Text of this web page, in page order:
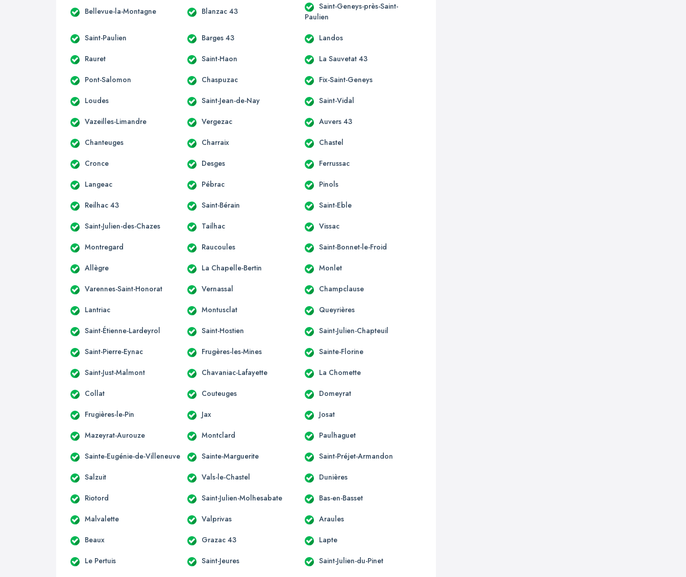
Bellevue-la-Montagne Blanzac 43
Saint-Geneys-près-Saint-
Paulien
Saint-Paulien Barges 43 Landos
Rauret Saint-Haon La Sauvetat 43
Pont-Salomon Chaspuzac Fix-Saint-Geneys
Loudes Saint-Jean-de-Nay Saint-Vidal
Vazeilles-Limandre Vergezac Auvers 43
Chanteuges Charraix Chastel
Cronce Desges Ferrussac
Langeac Pébrac Pinols
Reilhac 43 Saint-Bérain Saint-Eble
Saint-Julien-des-Chazes Tailhac Vissac
Montregard Raucoules Saint-Bonnet-le-Froid
Allègre La Chapelle-Bertin Monlet
Varennes-Saint-Honorat Vernassal Champclause
Lantriac Montusclat Queyrières
Saint-Étienne-Lardeyrol Saint-Hostien Saint-Julien-Chapteuil
Saint-Pierre-Eynac Frugères-les-Mines Sainte-Florine
Saint-Just-Malmont Chavaniac-Lafayette La Chomette
Collat Couteuges Domeyrat
Frugières-le-Pin Jax Josat
Mazeyrat-Aurouze Montclard Paulhaguet
Sainte-Eugénie-de-Villeneuve Sainte-Marguerite Saint-Préjet-Armandon
Salzuit Vals-le-Chastel Dunières
Riotord Saint-Julien-Molhesabate Bas-en-Basset
Malvalette Valprivas Araules
Beaux Grazac 43 Lapte
Le Pertuis Saint-Jeures Saint-Julien-du-Pinet